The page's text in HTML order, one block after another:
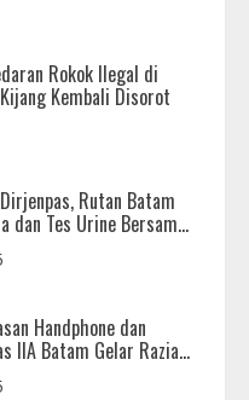
Rokok Ilegal di
Kembali Disorot
Rutan Batam
dan Tes Urine Bersama
Handphone dan
IIA Batam Gelar Razia
Hukum